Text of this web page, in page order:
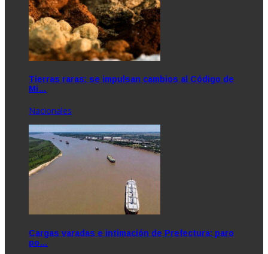
Tierras raras: se impulsan cambios al Código de
Mi…
Nacionales
Cargas varadas e intimación de Prefectura: paro
po…